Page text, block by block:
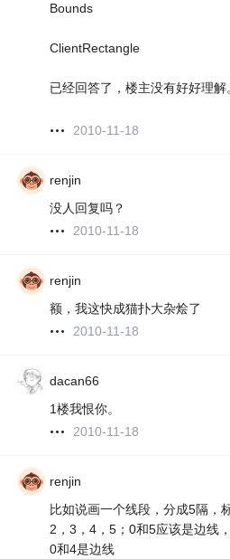
Bounds
ClientRectangle
已经回答了，楼主没有好好理解
2010-11-18
renjin
没人回复吗？
2010-11-18
renjin
额，我这快成猫扑大杂烩了
2010-11-18
dacan66
1楼我恨你。
2010-11-18
renjin
比如说画一个线段，分成5隔，
2，3，4，5；0和5应该是边线
0和4是边线